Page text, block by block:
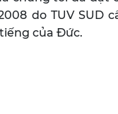
do TUV SUD
của Đức.